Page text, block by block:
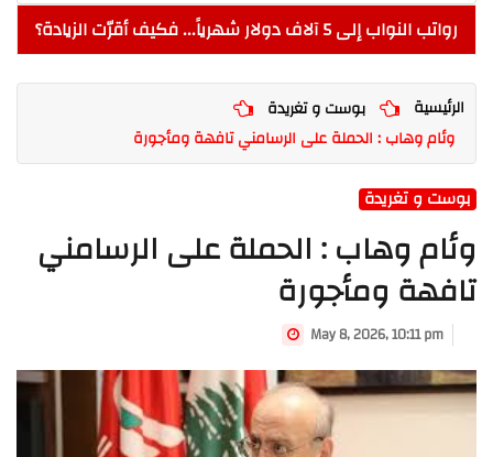
رواتب النواب إلى 5 آلاف دولار شهرياً... فكيف أقرّت الزيادة؟
الرئيسية
بوست و تغريدة
وئام وهاب : الحملة على الرسامني تافهة ومأجورة
بوست و تغريدة
وئام وهاب : الحملة على الرسامني
تافهة ومأجورة
May 8, 2026, 10:11 pm